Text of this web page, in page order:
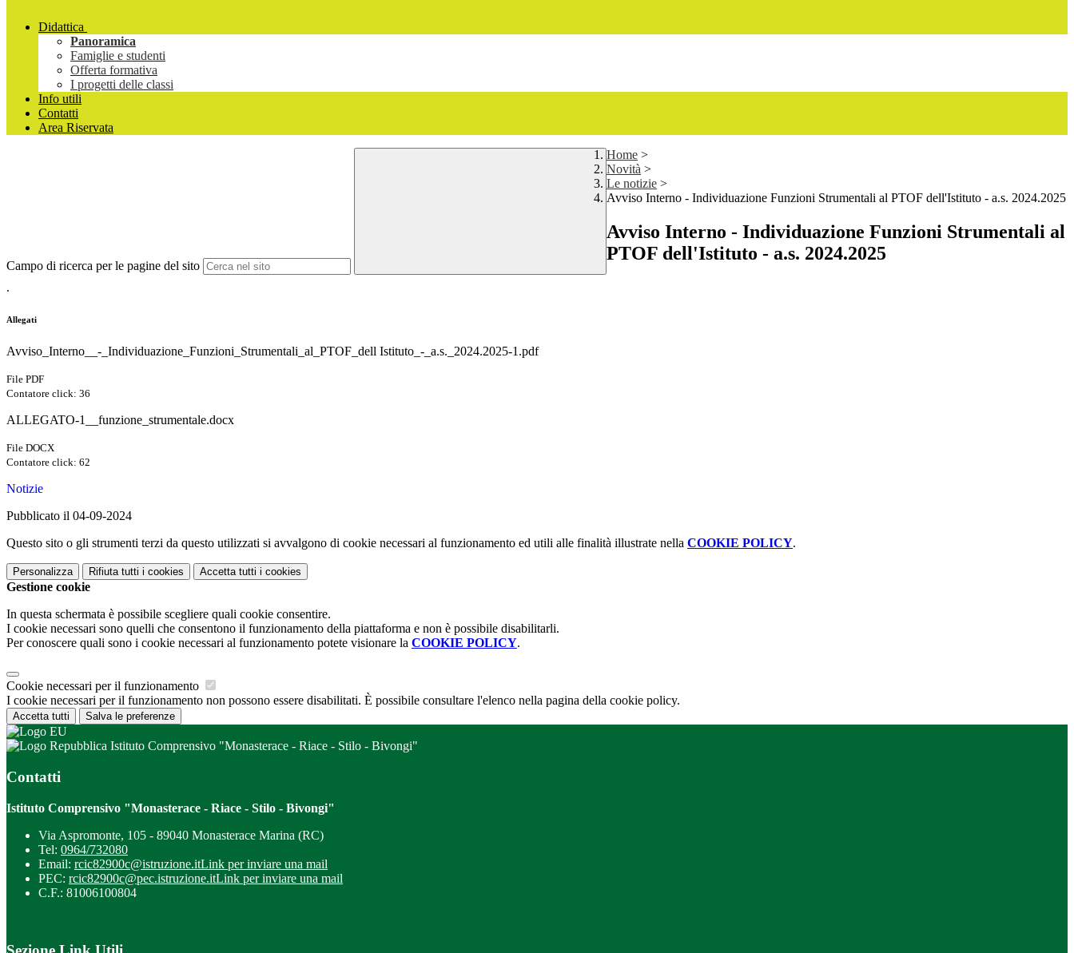
Didattica
Panoramica
Famiglie e studenti
Offerta formativa
I progetti delle classi
Info utili
Contatti
Area Riservata
Campo di ricerca per le pagine del sito
Home >
Novità >
Le notizie >
Avviso Interno - Individuazione Funzioni Strumentali al PTOF dell'Istituto - a.s. 2024.2025
Avviso Interno - Individuazione Funzioni Strumentali al
PTOF dell'Istituto - a.s. 2024.2025
.
Allegati
Avviso_Interno__-_Individuazione_Funzioni_Strumentali_al_PTOF_dell Istituto_-_a.s._2024.2025-1.pdf
File PDF
Contatore click: 36
ALLEGATO-1__funzione_strumentale.docx
File DOCX
Contatore click: 62
Notizie
Pubblicato il 04-09-2024
Questo sito o gli strumenti terzi da questo utilizzati si avvalgono di cookie necessari al funzionamento ed utili alle finalità illustrate nella COOKIE POLICY.
Personalizza Rifiuta tutti i cookies Accetta tutti i cookies
Gestione cookie
In questa schermata è possibile scegliere quali cookie consentire.
I cookie necessari sono quelli che consentono il funzionamento della piattaforma e non è possibile disabilitarli.
Per conoscere quali sono i cookie necessari al funzionamento potete visionare la COOKIE POLICY.
Cookie necessari per il funzionamento
I cookie necessari per il funzionamento non possono essere disabilitati. È possibile consultare l'elenco nella pagina della cookie policy.
Accetta tutti Salva le preferenze
Istituto Comprensivo "Monasterace - Riace - Stilo - Bivongi"
Contatti
Istituto Comprensivo "Monasterace - Riace - Stilo - Bivongi"
Via Aspromonte, 105 - 89040 Monasterace Marina (RC)
Tel: 0964/732080
Email: rcic82900c@istruzione.itLink per inviare una mail
PEC: rcic82900c@pec.istruzione.itLink per inviare una mail
C.F.: 81006100804